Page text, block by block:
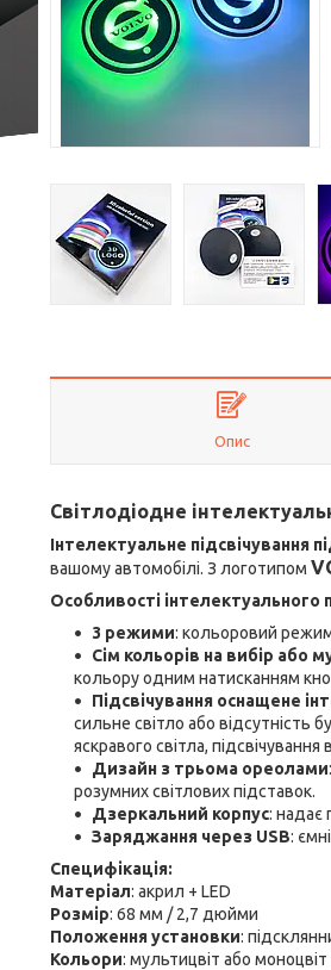
Опис
Світлодіодне
Інтелектуальне підсвічування
вашому автомобілі. З логотипом
Особливості інтелектуального
3 режими: кольоровий
Сім кольорів на вибір або
кольору одним натисканням
Підсвічування оснащене
сильне світло або відсутність
яскравого світла,
Дизайн з трьома ореолами
розумних світлових підставок.
Дзеркальний корпус: надає
Заряджання через USB:
Специфікація:
Матеріал: акрил + LED
Розмір: 68 мм / 2,7 дюйми
Положення установки:
Кольори: мультицвіт або